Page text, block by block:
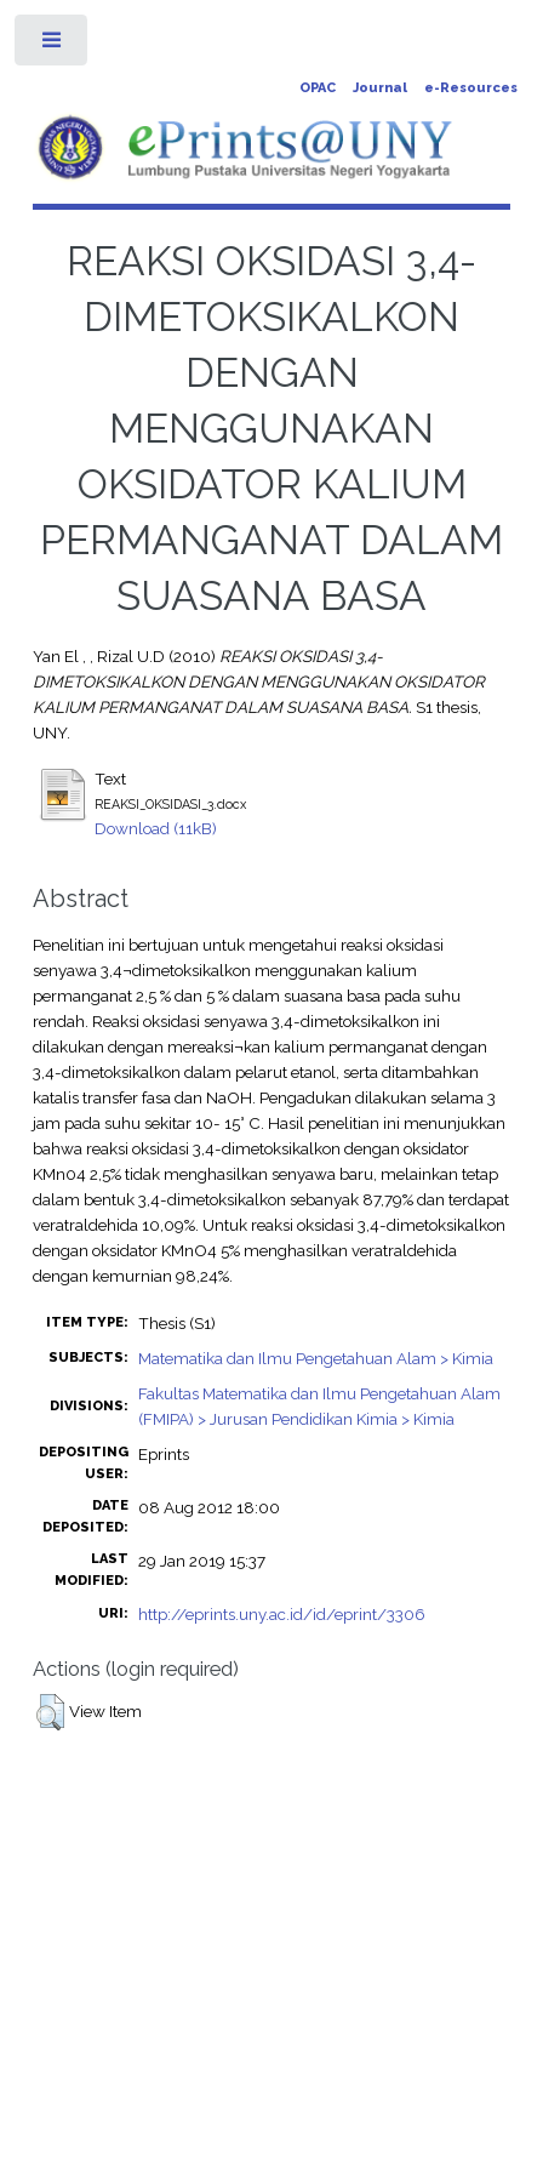
OPAC Journal e-Resources
REAKSI OKSIDASI 3,4-
DIMETOKSIKALKON
DENGAN
MENGGUNAKAN
OKSIDATOR KALIUM
PERMANGANAT DALAM
SUASANA BASA
Yan El , , Rizal U.D (2010) REAKSI OKSIDASI 3,4-
DIMETOKSIKALKON DENGAN MENGGUNAKAN OKSIDATOR
KALIUM PERMANGANAT DALAM SUASANA BASA. S1 thesis,
UNY.
Text
REAKSI_OKSIDASI_3.docx
Download (11kB)
Abstract
Penelitian ini bertujuan untuk mengetahui reaksi oksidasi
senyawa 3,4¬dimetoksikalkon menggunakan kalium
permanganat 2,5 % dan 5 % dalam suasana basa pada suhu
rendah. Reaksi oksidasi senyawa 3,4-dimetoksikalkon ini
dilakukan dengan mereaksi¬kan kalium permanganat dengan
3,4-dimetoksikalkon dalam pelarut etanol, serta ditambahkan
katalis transfer fasa dan NaOH. Pengadukan dilakukan selama 3
jam pada suhu sekitar 10- 15° C. Hasil penelitian ini menunjukkan
bahwa reaksi oksidasi 3,4-dimetoksikalkon dengan oksidator
KMn04 2,5% tidak menghasilkan senyawa baru, melainkan tetap
dalam bentuk 3,4-dimetoksikalkon sebanyak 87,79% dan terdapat
veratraldehida 10,09%. Untuk reaksi oksidasi 3,4-dimetoksikalkon
dengan oksidator KMnO4 5% menghasilkan veratraldehida
dengan kemurnian 98,24%.
ITEM TYPE: Thesis (S1)
SUBJECTS: Matematika dan Ilmu Pengetahuan Alam > Kimia
DIVISIONS:
Fakultas Matematika dan Ilmu Pengetahuan Alam
(FMIPA) > Jurusan Pendidikan Kimia > Kimia
DEPOSITING
USER:
Eprints
DATE
DEPOSITED:
08 Aug 2012 18:00
LAST
MODIFIED:
29 Jan 2019 15:37
URI: http://eprints.uny.ac.id/id/eprint/3306
Actions (login required)
View Item